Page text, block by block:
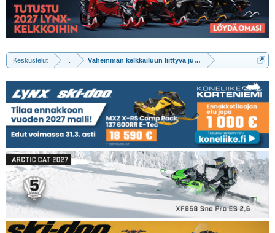
Keskustelut ... Vähemmän kelkkailuun liittyvä jutustelua